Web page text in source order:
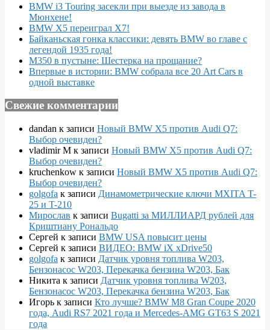
BMW i3 Touring засекли при выезде из завода в
Мюнхене!
BMW X5 переиграл X7!
Байканьская гонка классики: девять BMW во главе с
легендой 1935 года!
M350 в пустыне: Шестерка на прощание?
Впервые в истории: BMW собрала все 20 Art Cars в
одной выставке
Свежие комментарии
dandan к записи Новый BMW X5 против Audi Q7:
Выбор очевиден?
vladimir M к записи Новый BMW X5 против Audi Q7:
Выбор очевиден?
kruchenkow к записи Новый BMW X5 против Audi Q7:
Выбор очевиден?
golgofa к записи Динамометрические ключи MXITA T-
25 и T-210
Мирослав к записи Bugatti за МИЛЛИАРД рублей для
Криштиану Рональдо
Сергей к записи BMW USA повысит цены
Сергей к записи ВИДЕО: BMW iX xDrive50
golgofa к записи Датчик уровня топлива W203,
Бензонасос W203, Перекачка бензина W203, Бак
Никита к записи Датчик уровня топлива W203,
Бензонасос W203, Перекачка бензина W203, Бак
Игорь к записи Кто лучше? BMW M8 Gran Coupe 2020
года, Audi RS7 2021 года и Mercedes-AMG GT63 S 2021
года